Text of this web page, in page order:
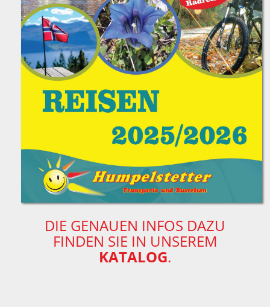
DIE GENAUEN INFOS DAZU
FINDEN SIE IN UNSEREM
KATALOG.